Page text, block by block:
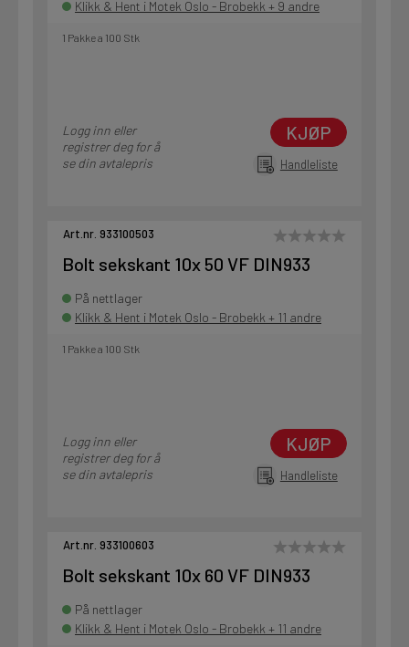
Klikk & Hent i Motek Oslo - Brobekk + 9 andre
1 Pakke a 100 Stk
Logg inn eller
registrer deg for å
se din avtalepris
KJØP
Handleliste
Art.nr. 933100503
Bolt sekskant 10x 50 VF DIN933
På nettlager
Klikk & Hent i Motek Oslo - Brobekk + 11 andre
1 Pakke a 100 Stk
Logg inn eller
registrer deg for å
se din avtalepris
KJØP
Handleliste
Art.nr. 933100603
Bolt sekskant 10x 60 VF DIN933
På nettlager
Klikk & Hent i Motek Oslo - Brobekk + 11 andre